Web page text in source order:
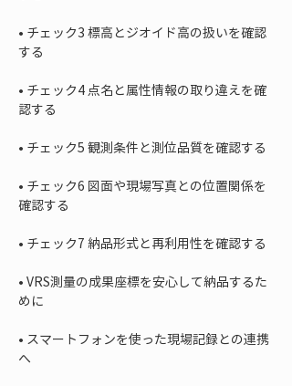
• チェック3 標高とジオイド高の扱いを確認
• チェック4 点名と属性情報の取り違えを確
•
• チェック6 図面や現場写真との位置関係を
•
• VRS測量の成果座標を安心して納品するた
• スマートフォンを使った現場記録との連携
へ